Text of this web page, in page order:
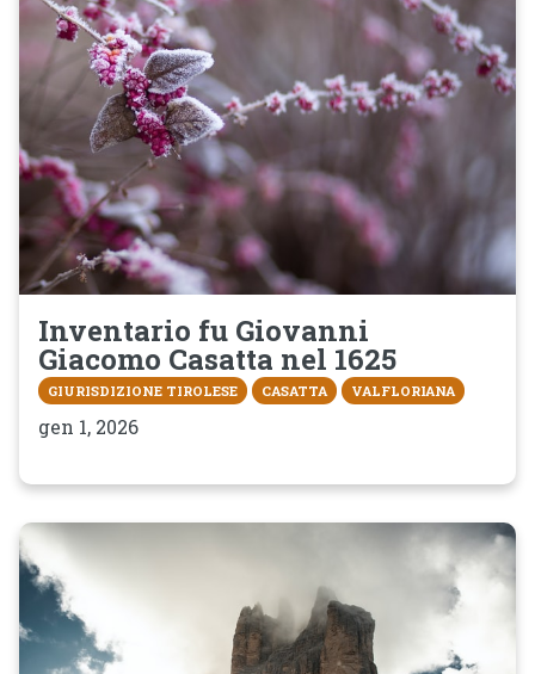
Inventario fu Giovanni
Giacomo Casatta nel 1625
GIURISDIZIONE TIROLESE CASATTA VALFLORIANA
gen 1, 2026